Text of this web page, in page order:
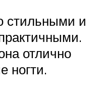
стильными и
отлично
ногти.